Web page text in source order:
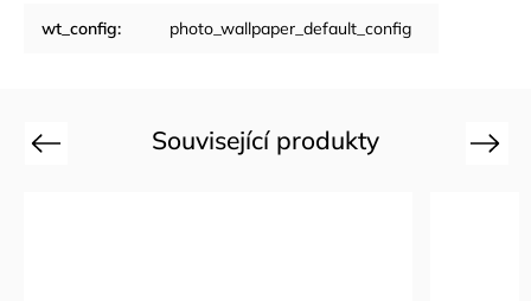
wt_config: photo_wallpaper_default_config
Související produkty
Previous Next